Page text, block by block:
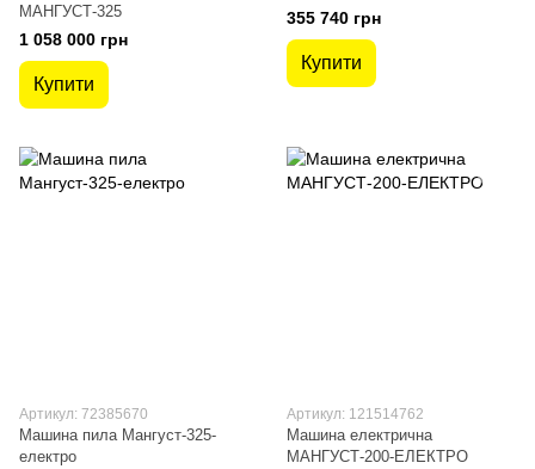
МАНГУСТ-325
1 058 000 грн
Купити
355 740 грн
Купити
Артикул: 72385670
Машина пила Мангуст-325-
електро
Артикул: 121514762
Машина електрична
МАНГУСТ-200-ЕЛЕКТРО